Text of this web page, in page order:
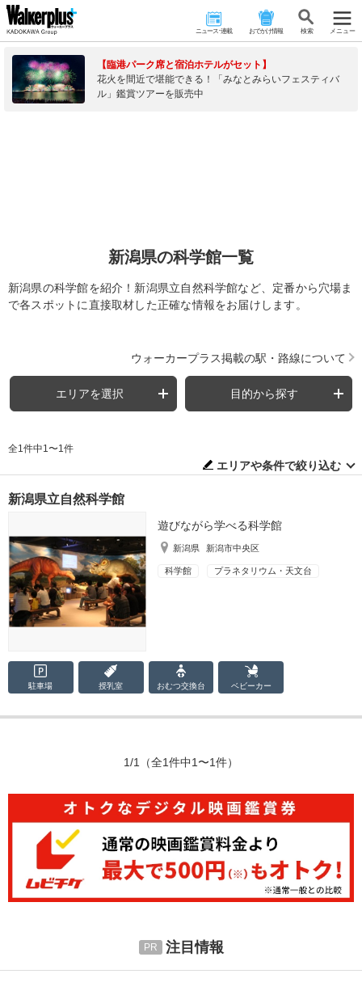
ニュース･連載 おでかけ情報 検 索 メニュー
【臨港パーク席と宿泊ホテルがセット】
花火を間近で堪能できる！「みなとみらいフェスティバ
ル」鑑賞ツアーを販売中
新潟県の科学館一覧
新潟県の科学館を紹介！新潟県立自然科学館など、定番から穴場ま
で各スポットに直接取材した正確な情報をお届けします。
ウォーカープラス掲載の駅・路線について
エリアを選択 目的から探す
全1件中1〜1件
エリアや条件で絞り込む
新潟県立自然科学館
遊びながら学べる科学館
新潟県 新潟市中央区
科学館 プラネタリウム・天文台
駐車場 授乳室 おむつ交換台 ベビーカー
1/1 （全1件中1〜1件）
注目情報